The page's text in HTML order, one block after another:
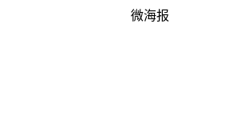
微海报